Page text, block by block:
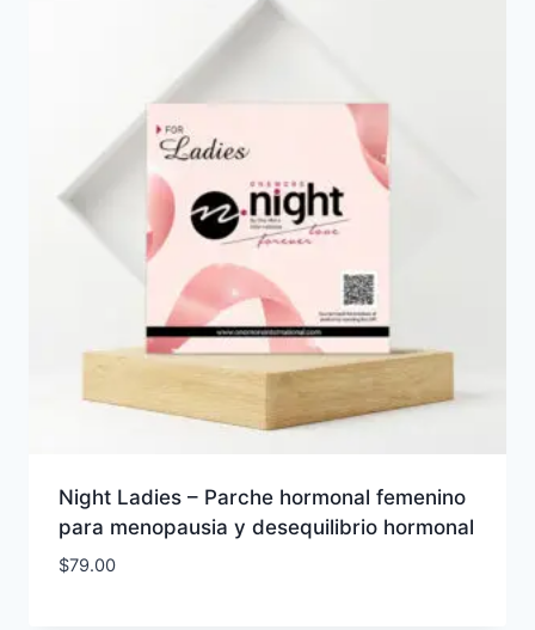
Night Ladies – Parche hormonal femenino
para menopausia y desequilibrio hormonal
$79.00